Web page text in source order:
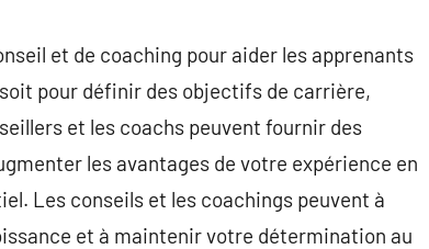
et de coaching pour aider les apprenants
pour définir des objectifs de carrière,
et les coachs peuvent fournir des
les avantages de votre expérience en
Les conseils et les coachings peuvent à
et à maintenir votre détermination au